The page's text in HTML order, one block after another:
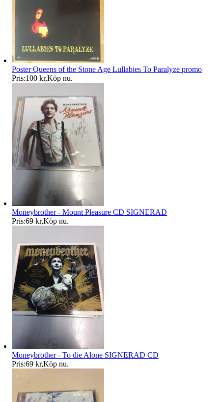
Poster Queens of the Stone Age Lullabies To Paralyze promo
Pris:100 kr,Köp nu.
Moneybrother - Mount Pleasure CD SIGNERAD
Pris:69 kr,Köp nu.
Moneybrother - To die Alone SIGNERAD CD
Pris:69 kr,Köp nu.